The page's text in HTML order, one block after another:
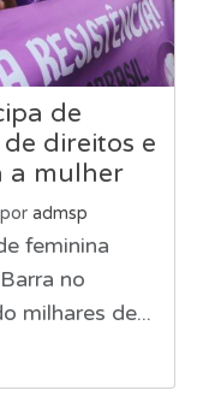
de
direitos e
a mulher
admsp
feminina
no
milhares de...